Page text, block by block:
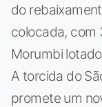
do
colocada, com
Morumbi lotado
A torcida do
promete um